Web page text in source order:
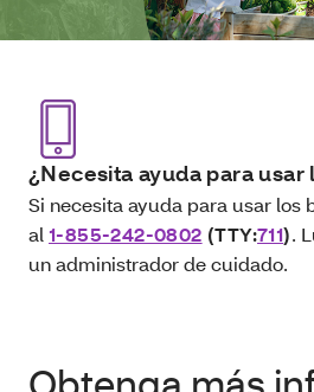
¿Necesita ayuda para
Si necesita ayuda para usar los
al 1-855-242-0802 (TTY:711).
un administrador de cuidado.